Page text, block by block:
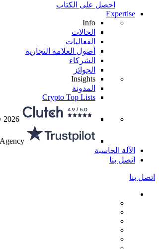
احصل على الكتاب
Expertise
Info
الحالات
الفعاليات
أصول العلامة التجارية
الشركاء
الجوائز
Insights
المدونة
Crypto Top Lists
2026
الآلة الحاسبة
اتصل بنا
اتصل بنا